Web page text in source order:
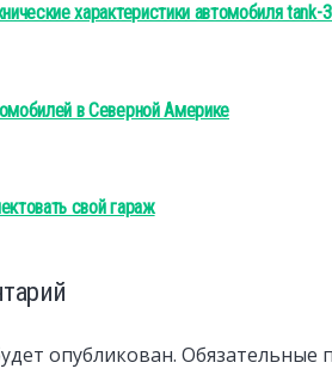
характеристики автомобиля
в Северной Америке
свой гараж
опубликован. Обязательные